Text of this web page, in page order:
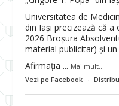
Universitatea de
din Iași precizează că
2026 Broșura
material publicitar) și
Afirmația ... Mai mult...
Vezi pe Facebook ·